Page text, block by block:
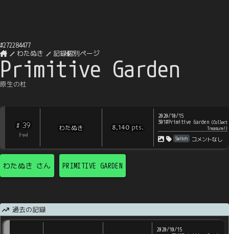
#272284477
わたぬき
記録個別ページ
Primitive Garden
原生の杜
# 39
? rps]
わたぬき 8,140 pts.
2020/10/15
301#Primitive Garden(Collect
Treasure!)
Switch
コメントなし
わたぬき さん PRIMITIVE GARDEN
過去の記録
2020/10/15